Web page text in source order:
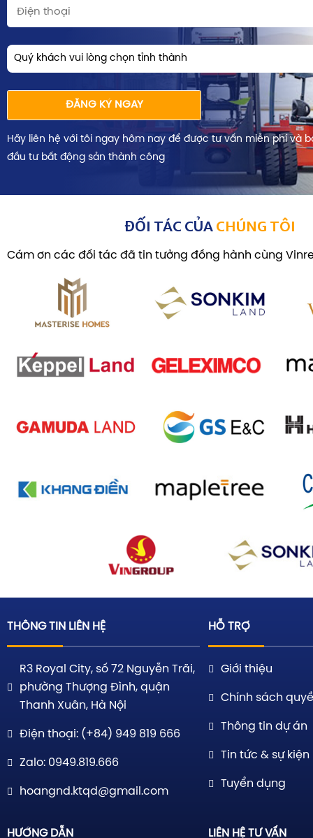
Quý khách vui lòng chọn tỉnh thành
ĐĂNG KÝ NGAY
Hãy liên hệ với tôi ngay hôm nay để được tư vấn miễn phí và
đầu tư bất động sản thành công
ĐỐI TÁC CỦA CHÚNG TÔI
Cám ơn các đối tác đã tin tưởng đồng hành cùng
THÔNG TIN LIÊN HỆ
R3 Royal City, số 72 Nguyễn Trãi,
phường Thượng Đình, quận
Thanh Xuân, Hà Nội
Điện thoại: (+84) 949 819 666
Zalo: 0949.819.666
hoangnd.ktqd@gmail.com
HỖ TRỢ
Giới thiệu
Chính sách
Thông tin dự án
Tin tức & sự kiện
Tuyển dụng
HƯỚNG DẪN LIÊN HỆ TƯ VẤN